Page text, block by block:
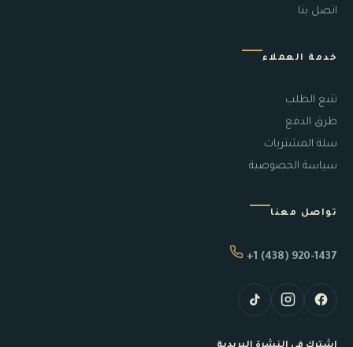
اتصل بنا
خدمة العملاء
تتبع الطلب
طرق الدفع
سلة المشتريات
سياسة الخصوصية
تواصل معنا
+1 (438) 920-1437